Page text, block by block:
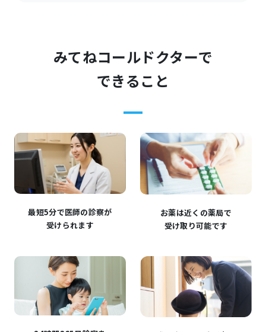
みてねコールドクターで
できること
最短5分で医師の診察が
受けられます
お薬は近くの薬局で
受け取り可能です